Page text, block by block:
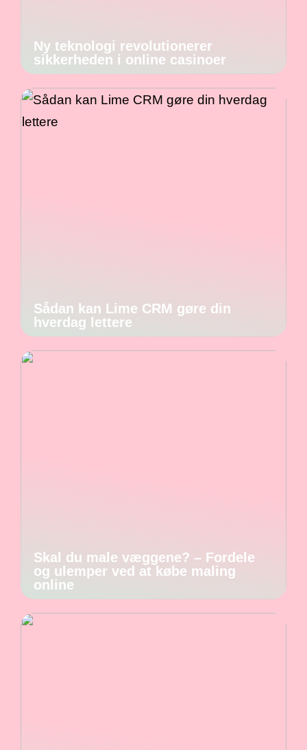
Ny teknologi revolutionerer
sikkerheden i online casinoer
Sådan kan Lime CRM gøre din
hverdag lettere
Skal du male væggene? – Fordele
og ulemper ved at købe maling
online